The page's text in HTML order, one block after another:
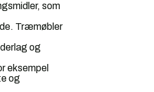
som
Træmøbler
og
eksempel
og